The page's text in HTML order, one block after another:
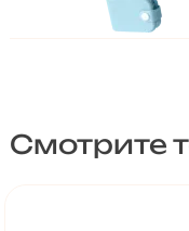
Смотрите